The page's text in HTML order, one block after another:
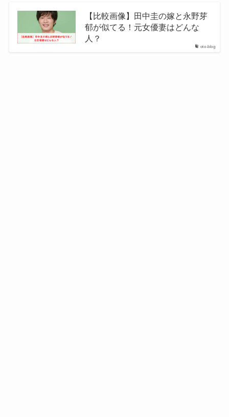
oto-blog
【比較画像】田中圭の嫁と永野芽
郁が似てる！元女優妻はどんな
人？